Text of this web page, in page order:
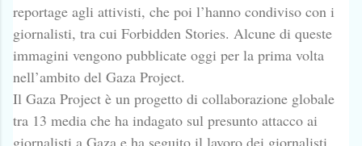
reportage agli attivisti, che poi l’hanno condiviso con i
giornalisti, tra cui Forbidden Stories. Alcune di queste
immagini vengono pubblicate oggi per la prima volta
nell’ambito del Gaza Project.
Il Gaza Project è un progetto di collaborazione globale
tra 13 media che ha indagato sul presunto attacco ai
giornalisti a Gaza e ha seguito il lavoro dei giornalisti